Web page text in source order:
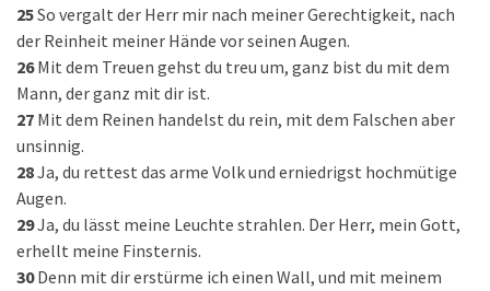
25So vergalt der Herr mir nach meiner Gerechtigkeit, nach
der Reinheit meiner Hände vor seinen Augen.
26 Mit dem Treuen gehst du treu um, ganz bist du mit dem
Mann, der ganz mit dir ist.
27 Mit dem Reinen handelst du rein, mit dem Falschen aber
unsinnig.
28Ja, du rettest das arme Volk und erniedrigst hochmütige
Augen.
29Ja, du lässt meine Leuchte strahlen. Der Herr, mein Gott,
erhellt meine Finsternis.
30 Denn mit dir erstürme ich einen Wall, und mit meinem